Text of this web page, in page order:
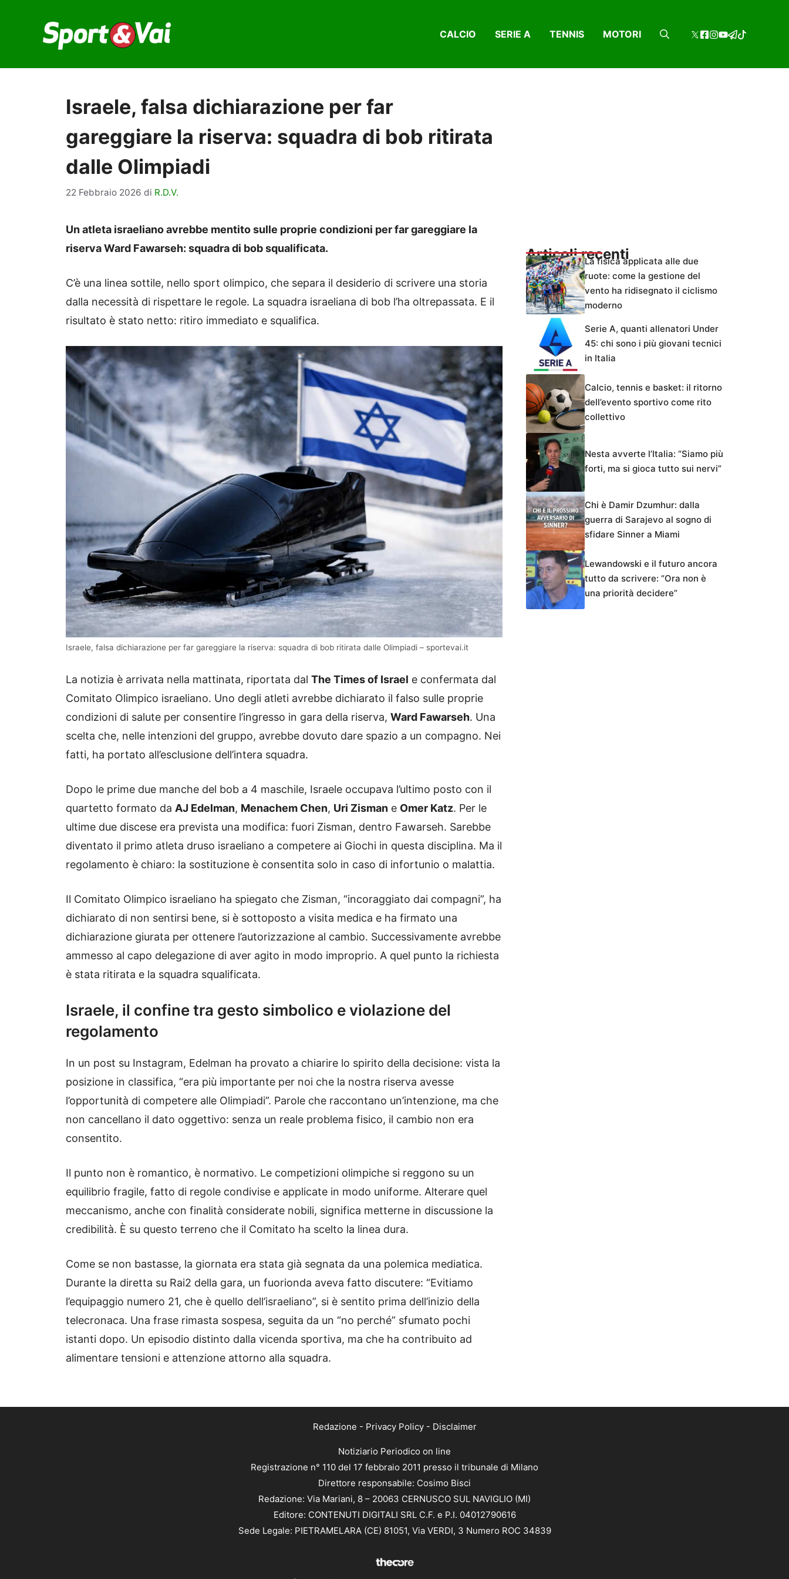
contenuto
CALCIO SERIE A TENNIS MOTORI
Israele, falsa dichiarazione per far
gareggiare la riserva: squadra di bob ritirata
dalle Olimpiadi
22 Febbraio 2026 di R.D.V.
Un atleta israeliano avrebbe mentito sulle proprie condizioni per far gareggiare la
riserva Ward Fawarseh: squadra di bob squalificata.
C’è una linea sottile, nello sport olimpico, che separa il desiderio di scrivere una storia
dalla necessità di rispettare le regole. La squadra israeliana di bob l’ha oltrepassata. E il
risultato è stato netto: ritiro immediato e squalifica.
Israele, falsa dichiarazione per far gareggiare la riserva: squadra di bob ritirata dalle Olimpiadi – sportevai.it
La notizia è arrivata nella mattinata, riportata dal The Times of Israel e confermata dal
Comitato Olimpico israeliano. Uno degli atleti avrebbe dichiarato il falso sulle proprie
condizioni di salute per consentire l’ingresso in gara della riserva, Ward Fawarseh. Una
scelta che, nelle intenzioni del gruppo, avrebbe dovuto dare spazio a un compagno. Nei
fatti, ha portato all’esclusione dell’intera squadra.
Dopo le prime due manche del bob a 4 maschile, Israele occupava l’ultimo posto con il
quartetto formato da AJ Edelman, Menachem Chen, Uri Zisman e Omer Katz. Per le
ultime due discese era prevista una modifica: fuori Zisman, dentro Fawarseh. Sarebbe
diventato il primo atleta druso israeliano a competere ai Giochi in questa disciplina. Ma il
regolamento è chiaro: la sostituzione è consentita solo in caso di infortunio o malattia.
Il Comitato Olimpico israeliano ha spiegato che Zisman, “incoraggiato dai compagni”, ha
dichiarato di non sentirsi bene, si è sottoposto a visita medica e ha firmato una
dichiarazione giurata per ottenere l’autorizzazione al cambio. Successivamente avrebbe
ammesso al capo delegazione di aver agito in modo improprio. A quel punto la richiesta
è stata ritirata e la squadra squalificata.
Israele, il confine tra gesto simbolico e violazione del
regolamento
In un post su Instagram, Edelman ha provato a chiarire lo spirito della decisione: vista la
posizione in classifica, “era più importante per noi che la nostra riserva avesse
l’opportunità di competere alle Olimpiadi”. Parole che raccontano un’intenzione, ma che
non cancellano il dato oggettivo: senza un reale problema fisico, il cambio non era
consentito.
Il punto non è romantico, è normativo. Le competizioni olimpiche si reggono su un
equilibrio fragile, fatto di regole condivise e applicate in modo uniforme. Alterare quel
meccanismo, anche con finalità considerate nobili, significa metterne in discussione la
credibilità. È su questo terreno che il Comitato ha scelto la linea dura.
Come se non bastasse, la giornata era stata già segnata da una polemica mediatica.
Durante la diretta su Rai2 della gara, un fuorionda aveva fatto discutere: “Evitiamo
l’equipaggio numero 21, che è quello dell’israeliano”, si è sentito prima dell’inizio della
telecronaca. Una frase rimasta sospesa, seguita da un “no perché” sfumato pochi
istanti dopo. Un episodio distinto dalla vicenda sportiva, ma che ha contribuito ad
alimentare tensioni e attenzione attorno alla squadra.
Articoli recentiLa fisica applicata alle due
ruote: come la gestione del
vento ha ridisegnato il ciclismo
moderno
Serie A, quanti allenatori Under
45: chi sono i più giovani tecnici
in Italia
Calcio, tennis e basket: il ritorno
dell’evento sportivo come rito
collettivo
Nesta avverte l’Italia: “Siamo più
forti, ma si gioca tutto sui nervi”
Chi è Damir Dzumhur: dalla
guerra di Sarajevo al sogno di
sfidare Sinner a Miami
Lewandowski e il futuro ancora
tutto da scrivere: “Ora non è
una priorità decidere”
Redazione - Privacy Policy- Disclaimer
Notiziario Periodico on line
Registrazione n° 110 del 17 febbraio 2011 presso il tribunale di Milano
Direttore responsabile: Cosimo Bisci
Redazione: Via Mariani, 8 – 20063 CERNUSCO SUL NAVIGLIO (MI)
Editore: CONTENUTI DIGITALI SRL C.F. e P.I. 04012790616
Sede Legale: PIETRAMELARA (CE) 81051, Via VERDI, 3 Numero ROC 34839